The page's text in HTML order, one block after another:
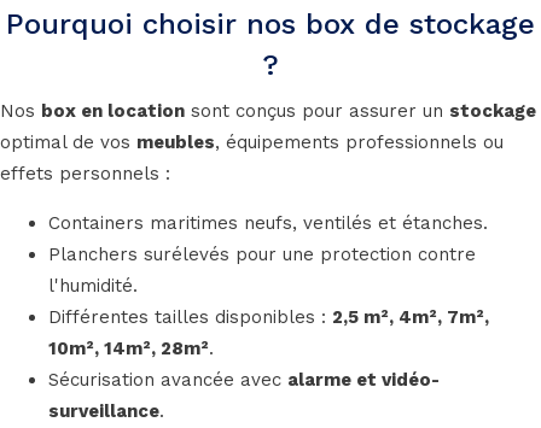
Pourquoi choisir nos box de stockage
?
Nos box en location sont conçus pour assurer un stockage
optimal de vos meubles, équipements professionnels ou
effets personnels :
Containers maritimes neufs, ventilés et étanches.
Planchers surélevés pour une protection contre
l'humidité.
Différentes tailles disponibles : 2,5 m², 4m², 7m²,
10m², 14m², 28m².
Sécurisation avancée avec alarme et vidéo-
surveillance.